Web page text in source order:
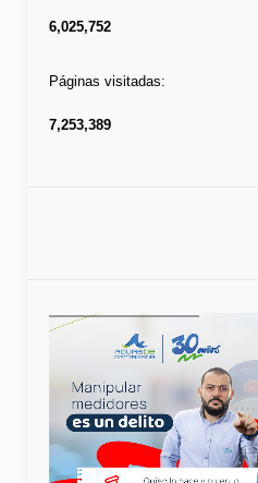
6,025,752
Páginas visitadas:
7,253,389